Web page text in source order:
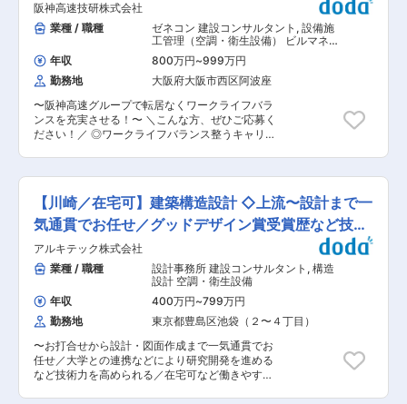
阪神高速技研株式会社
業種 / 職種
ゼネコン 建設コンサルタント , 設備施
工管理（空調・衛生設備） ビルマネジ
メント（商業施設・店舗・オフィス）
空調・衛生設備
年収 800万円~999万円
勤務地
大阪府大阪市西区阿波座
〜阪神高速グループで転居なくワークライフバラ
ンスを充実させる！〜 ＼こんな方、ぜひご応募く
ださい！／ ◎ワークライフバランス整うキャリア
・高速道路機械設備の保全工事に関連した企画、
検討、調査、設計、積算、資産管理業務の実施 ・
積算システムや台帳システムなどのシステムに関
する開発、改良検討、改修、運用管理業務 ・受発
注業務の契約に関する手続き一式 【当社の特徴】
・当社は、阪神高速グループの一員として、主と
して高速道路に係るコンサルティングを行う会社
として、2009年4月に設立。 ・阪神高速道路の
土木構造物や施設（電気通信設備、機械設備、建
築物）に係る設計・積算、交通渋滞や交通安全等
に係る交通分析・施策提案、グループの業務支援
系システムに係る開発・運用管理、施工管理技術
支援など、ハード・ソフト両面の多岐にわたるコ
ンサルティング業務を行っています。 ・高速道路
に係るコンサルティング事業で培った技術・ノウ
ハウを蓄積・継承しつつ、社員一人ひとりが創造
【川崎／在宅可】建築構造設計 ◇上流〜設計まで一
気通貫でお任せ／グッドデザイン賞受賞歴など技術
力◎
アルキテック株式会社
業種 / 職種
設計事務所 建設コンサルタント , 構造
設計 空調・衛生設備
年収
400万円~799万円
勤務地
東京都豊島区池袋（２〜４丁目）
〜お打合せから設計・図面作成まで一気通貫でお
任せ／大学との連携などにより研究開発を進める
など技術力を高められる／在宅可など働きやすさ